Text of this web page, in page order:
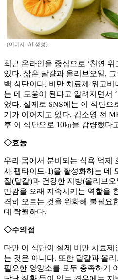
(이미지=AI 생성)
최근 온라인을 중심으로 ‘천연
있다. 삶은 달걀과 올리브오일,
백 식단이다. 비만 치료제 위고비
는 데 도움이 된다고 알려지면서
었다. 실제로 SNS에는 이 식단
기가 이어지고 있다. 김소영 전
후 이 식단으로 10㎏을 감량했다
◇효능
우리 몸에서 분비되는 식욕 억제
사 펩타이드-1)을 활성화하는 데
질(달걀)과 건강한 지방(올리브
만감을 오래 지속시키는 역할을
격히 오르는 것을 완화해 불필요
데 탁월하다.
◇주의점
다만 이 식단이 실제 비만 치료제
는 것은 아니다. 또한 달걀과 올
필요한 영양소를 모두 충족하기